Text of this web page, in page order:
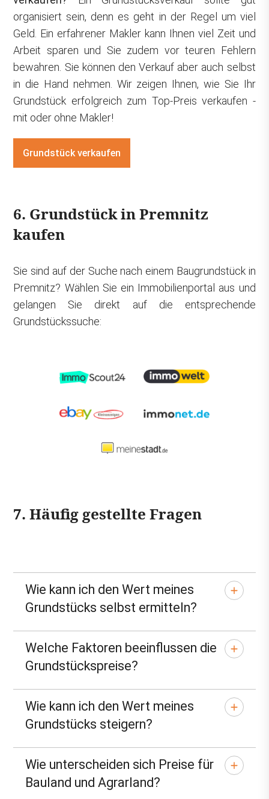
organisiert sein, denn es geht in der Regel um viel
Geld. Ein erfahrener Makler kann Ihnen viel Zeit und
Arbeit sparen und Sie zudem vor teuren Fehlern
bewahren. Sie können den Verkauf aber auch selbst
in die Hand nehmen. Wir zeigen Ihnen, wie Sie Ihr
Grundstück erfolgreich zum Top-Preis verkaufen -
mit oder ohne Makler!
Grundstück verkaufen
6. Grundstück in Premnitz
kaufen
Sie sind auf der Suche nach einem Baugrundstück in
Premnitz? Wählen Sie ein Immobilienportal aus und
gelangen Sie direkt auf die entsprechende
Grundstückssuche:
7. Häufig gestellte Fragen
Wie kann ich den Wert meines
Grundstücks selbst ermitteln?
Welche Faktoren beeinflussen die
Grundstückspreise?
Wie kann ich den Wert meines
Grundstücks steigern?
Wie unterscheiden sich Preise für
Bauland und Agrarland?